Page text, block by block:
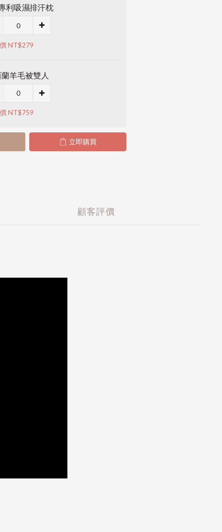
利吸濕排汗枕
NT$279
羊毛被雙人
NT$759
立即購買
顧客評價